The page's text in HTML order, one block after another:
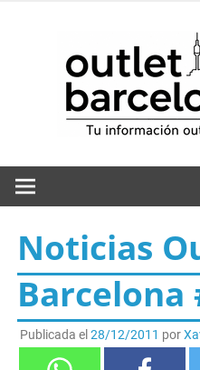
Noticias
Barcelona
Publicada el 28/12/2011 por